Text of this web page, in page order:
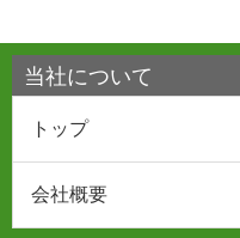
当社について
トップ
会社概要